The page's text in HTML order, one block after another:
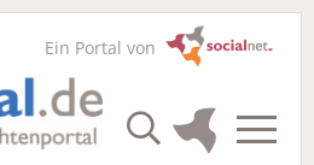
Ein Portal von